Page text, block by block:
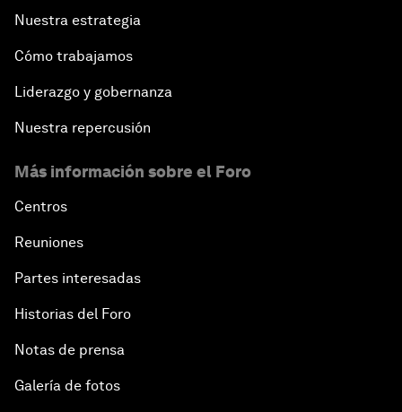
Nuestra estrategia
Cómo trabajamos
Liderazgo y gobernanza
Nuestra repercusión
Más información sobre el Foro
Centros
Reuniones
Partes interesadas
Historias del Foro
Notas de prensa
Galería de fotos